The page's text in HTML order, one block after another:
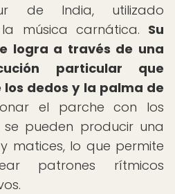
de India, utilizado
música carnática. Su
logra a través de una
particular que
dedos y la palma de
el parche con los
pueden producir una
matices, lo que permite
patrones rítmicos